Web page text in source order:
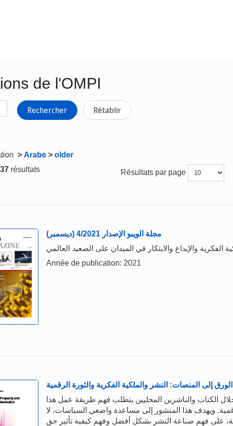
de l'OMPI
Rechercher Rétablir
> Arabe > older
résultats Résultats par page
مجلة الويبو الإصدار 4/2021 (ديسمبر)
Année de publication: 2021
إلى المنصات: النشر والملكية الفكرية والثورة الرقمية
الكتاب والناشرين المحليين يتطلب فهم طريقة عمل هذا
ويهدف هذا المنشور إلى مساعدة واضعي السياسات، لا
على فهم صناعة النشر بشكل أفضل وفهم كيفية تأثير حق